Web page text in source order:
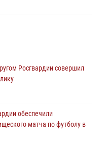
Маршалом»
округу Росгвардии и
Росгвардии совершил
обеспечили
матча по футболу в